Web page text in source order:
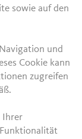
sowie auf den
und
Cookie kann
zugreifen
Ihrer